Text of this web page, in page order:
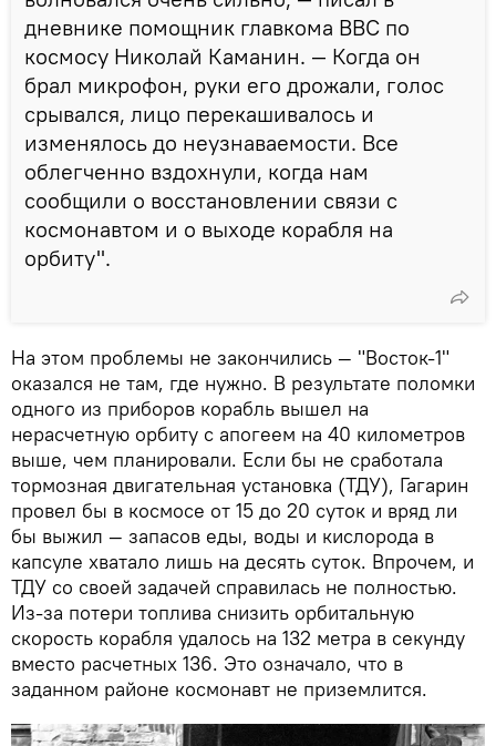
дневнике помощник главкома ВВС по
космосу Николай Каманин. — Когда он
брал микрофон, руки его дрожали, голос
срывался, лицо перекашивалось и
изменялось до неузнаваемости. Все
облегченно вздохнули, когда нам
сообщили о восстановлении связи с
космонавтом и о выходе корабля на
орбиту".
На этом проблемы не закончились — "Восток-1"
оказался не там, где нужно. В результате поломки
одного из приборов корабль вышел на
нерасчетную орбиту с апогеем на 40 километров
выше, чем планировали. Если бы не сработала
тормозная двигательная установка (ТДУ), Гагарин
провел бы в космосе от 15 до 20 суток и вряд ли
бы выжил — запасов еды, воды и кислорода в
капсуле хватало лишь на десять суток. Впрочем, и
ТДУ со своей задачей справилась не полностью.
Из-за потери топлива снизить орбитальную
скорость корабля удалось на 132 метра в секунду
вместо расчетных 136. Это означало, что в
заданном районе космонавт не приземлится.